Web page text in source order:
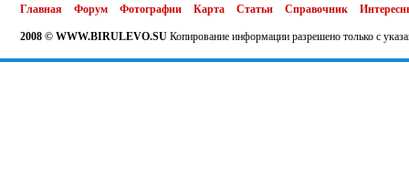
Главная Форум Фотографии Карта Статьи Справочник
2008 © WWW.BIRULEVO.SU Копирование информации разрешено только с